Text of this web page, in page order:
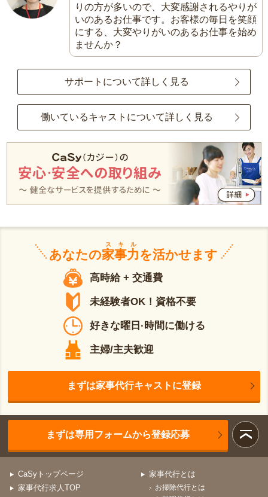
りの方が多いので、大変感謝されるやりが
いのあるお仕事です。お客様の毎日を笑顔
にする、大変やりがいのあるお仕事を始め
ませんか？
サポートについて詳しく見る
働いているキャストについて詳しく見る
あなたの家事力
スキル
を活かせます
高時給 + 交通費
未経験者OK！資格不要
好きな曜日·時間に働ける
主婦/主夫歓迎
まずは家事代行キャストに登録
まずは専用フォームから登録応募
CaSyトップページ
家事代行求人TOP
家事代行とは
お掃除代行とは